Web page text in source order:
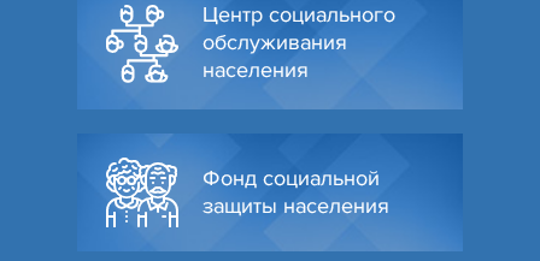
Центр социального
обслуживания
населения
Фонд социальной
защиты населения